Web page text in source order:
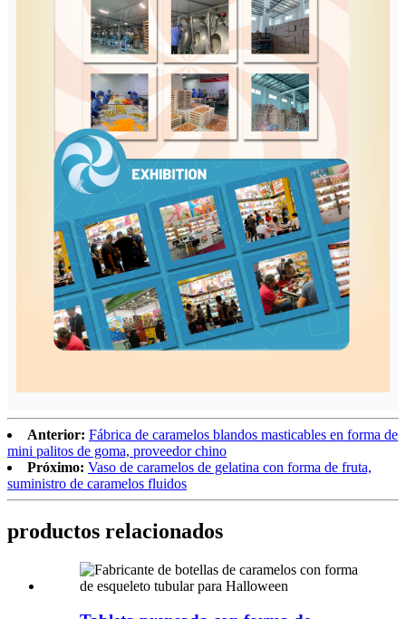
Anterior: Fábrica de caramelos blandos masticables en forma de
mini palitos de goma, proveedor chino
Próximo: Vaso de caramelos de gelatina con forma de fruta,
suministro de caramelos fluidos
productos relacionados